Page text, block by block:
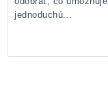
jednoduchú...